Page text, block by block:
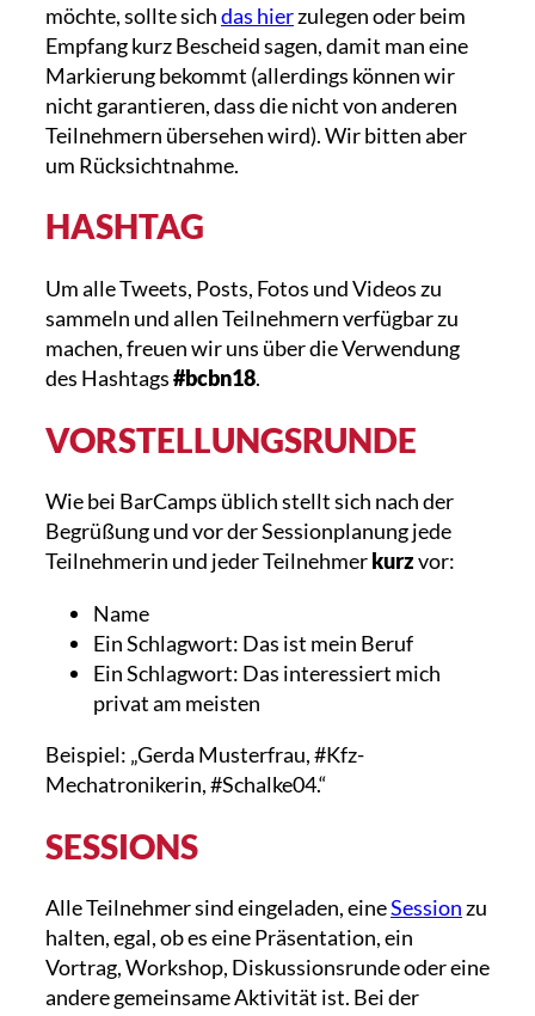
möchte, sollte sichdas hierzulegen oder beim
Empfang kurz Bescheid sagen, damit man eine
Markierung bekommt (allerdings können wir
nicht garantieren, dass die nicht von anderen
Teilnehmern übersehen wird). Wir bitten aber
um Rücksichtnahme.
HASHTAG
Um alle Tweets, Posts, Fotos und Videos zu
sammeln und allen Teilnehmern verfügbar zu
machen, freuen wir uns über die Verwendung
des Hashtags#bcbn18.
VORSTELLUNGSRUNDE
Wie bei BarCamps üblich stellt sich nach der
Begrüßung und vor der Sessionplanung jede
Teilnehmerin und jeder Teilnehmerkurzvor:
Name
Ein Schlagwort: Das ist mein Beruf
Ein Schlagwort: Das interessiert mich
privat am meisten
Beispiel: „Gerda Musterfrau, #Kfz-
Mechatronikerin, #Schalke04.“
SESSIONS
Alle Teilnehmer sind eingeladen, eineSessionzu
halten, egal, ob es eine Präsentation, ein
Vortrag, Workshop, Diskussionsrunde oder eine
andere gemeinsame Aktivität ist. Bei der